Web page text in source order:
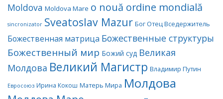
Moldova Moldova Mare o nouă ordine mondială
sincronizator Sveatoslav Mazur Бог Отец Вседержитель
Божественная матрица Божественные структуры
Божественный мир Божий суд Великая
Молдова Великий Магистр Владимир Путин
Евросоюз Ирина Кокош Матерь Мира Молдова